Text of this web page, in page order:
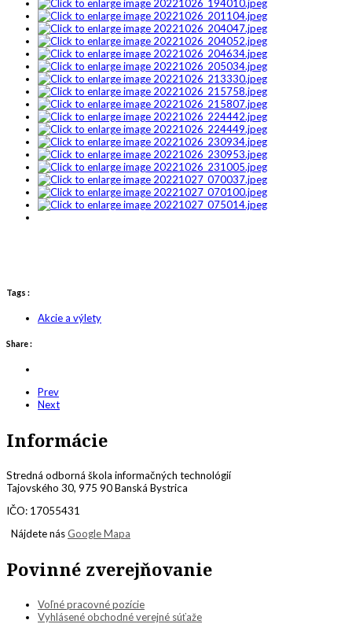
Tags :
Akcie a výlety
Share :
Prev
Next
Informácie
Stredná odborná škola informačných technológií
Tajovského 30, 975 90 Banská Bystrica
IČO: 17055431
Nájdete násGoogle Mapa
Povinné zverejňovanie
Voľné pracovné pozície
Vyhlásené obchodné verejné súťaže